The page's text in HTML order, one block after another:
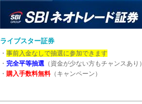
ライブスター証券
・ 事前入金なしで抽選に参加できます
・ 完全平等抽選（資金が少ない方もチャンスあり）
・ 購入手数料無料（キャンペーン）